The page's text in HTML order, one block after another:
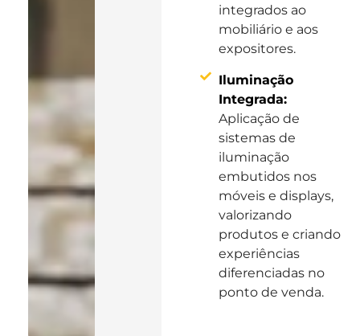
integrados ao
mobiliário e aos
expositores.
Iluminação
Integrada:
Aplicação de
sistemas de
iluminação
embutidos nos
móveis e displays,
valorizando
produtos e criando
experiências
diferenciadas no
ponto de venda.